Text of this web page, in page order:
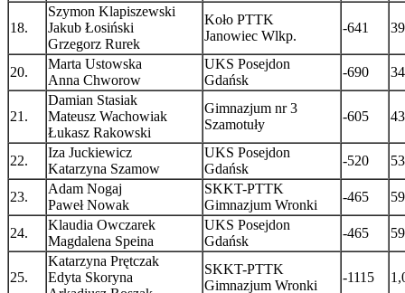
18.
Szymon Klapiszewski
Jakub Łosiński
Grzegorz Rurek
Koło PTTK
Janowiec Wlkp.
-641
20.
Marta Ustowska
Anna Chworow
UKS Posejdon
Gdańsk
-690
21.
Damian Stasiak
Mateusz Wachowiak
Łukasz Rakowski
Gimnazjum nr 3
Szamotuły
-605
22.
Iza Juckiewicz
Katarzyna Szamow
UKS Posejdon
Gdańsk
-520
23.
Adam Nogaj
Paweł Nowak
SKKT-PTTK
Gimnazjum Wronki
-465
24.
Klaudia Owczarek
Magdalena Speina
UKS Posejdon
Gdańsk
-465
25.
Katarzyna Prętczak
Edyta Skoryna
SKKT-PTTK
Gimnazjum Wronki
-1115